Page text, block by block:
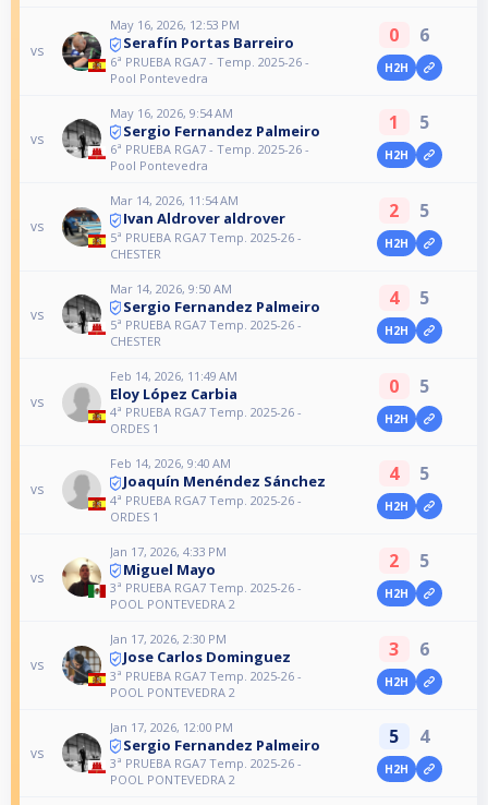
vs
May 16, 2026, 12:53 PM
Serafín Portas Barreiro
6ª PRUEBA RGA7 - Temp. 2025-26 -
Pool Pontevedra
0 6
H2H
vs
May 16, 2026, 9:54 AM
Sergio Fernandez Palmeiro
6ª PRUEBA RGA7 - Temp. 2025-26 -
Pool Pontevedra
1 5
H2H
vs
Mar 14, 2026, 11:54 AM
Ivan Aldrover aldrover
5ª PRUEBA RGA7 Temp. 2025-26 -
CHESTER
2 5
H2H
vs
Mar 14, 2026, 9:50 AM
Sergio Fernandez Palmeiro
5ª PRUEBA RGA7 Temp. 2025-26 -
CHESTER
4 5
H2H
vs
Feb 14, 2026, 11:49 AM
Eloy López Carbia
4ª PRUEBA RGA7 Temp. 2025-26 -
ORDES 1
0 5
H2H
vs
Feb 14, 2026, 9:40 AM
Joaquín Menéndez Sánchez
4ª PRUEBA RGA7 Temp. 2025-26 -
ORDES 1
4 5
H2H
vs
Jan 17, 2026, 4:33 PM
Miguel Mayo
3ª PRUEBA RGA7 Temp. 2025-26 -
POOL PONTEVEDRA 2
2 5
H2H
vs
Jan 17, 2026, 2:30 PM
Jose Carlos Dominguez
3ª PRUEBA RGA7 Temp. 2025-26 -
POOL PONTEVEDRA 2
3 6
H2H
vs
Jan 17, 2026, 12:00 PM
Sergio Fernandez Palmeiro
3ª PRUEBA RGA7 Temp. 2025-26 -
POOL PONTEVEDRA 2
5 4
H2H